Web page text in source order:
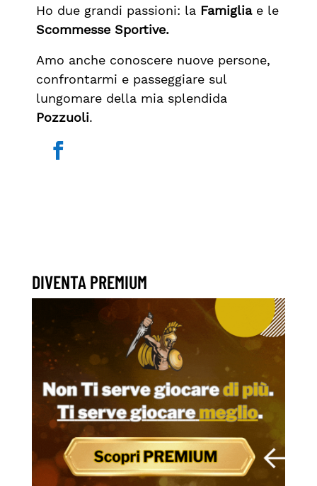
Ho due grandi passioni: la Famigliae le
Scommesse Sportive.
Amo anche conoscere nuove persone,
confrontarmi e passeggiare sul
lungomare della mia splendida
Pozzuoli.
DIVENTA PREMIUM